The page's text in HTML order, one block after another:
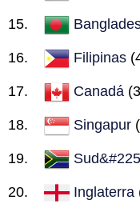
Filipinas
Canadá
Singapur
Inglaterra